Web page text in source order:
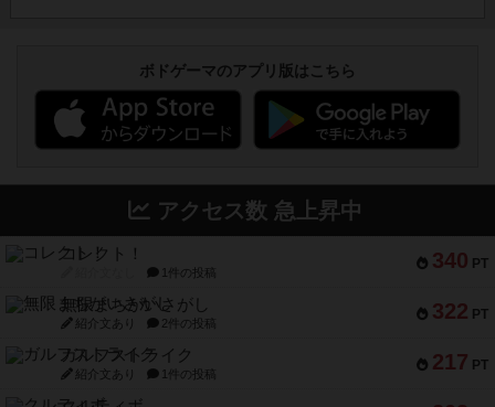
ボドゲーマのアプリ版はこちら
アクセス数 急上昇中
340 PT
コレクト！
1件の投稿
322 PT
無限まちがいさがし
紹介文あり 2件の投稿
217 PT
ガルフストライク
紹介文あり 1件の投稿